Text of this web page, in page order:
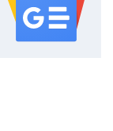
serwisu